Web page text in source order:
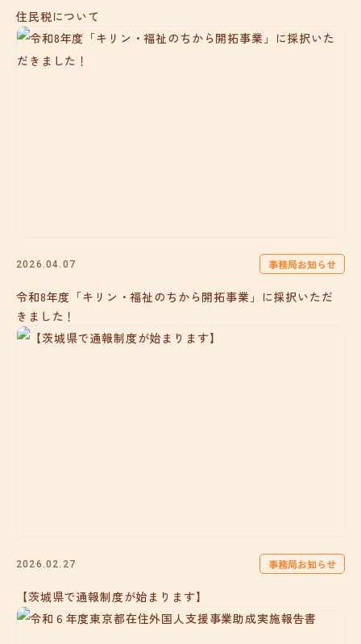
住民税について
2026.04.07 事務局お知らせ
令和8年度「キリン・福祉のちから開拓事業」に採択いただ
きました！
2026.02.27 事務局お知らせ
【茨城県で通報制度が始まります】